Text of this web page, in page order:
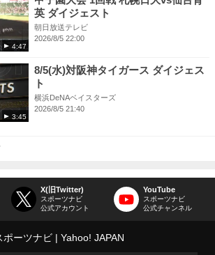
4:47
英 ダイジェスト
朝日放送テレビ
2026/8/5 22:00
3:45
8/5(水)対阪神タイガース ダイジェス
ト
横浜DeNAベイスターズ
2026/8/5 21:40
X(旧Twitter)
スポーツナビ
公式アカウント
YouTube
スポーツナビ
公式チャンネル
ポーツナビ Yahoo! JAPAN